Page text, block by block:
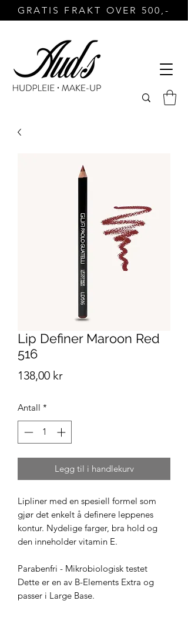
GRATIS FRAKT OVER 500,-
Lip Definer Maroon Red
516
138,00 krPris
Antall *
Legg til i handlekurv
Lipliner med en spesiell formel som
gjør det enkelt å definere leppenes
kontur. Nydelige farger, bra hold og
den inneholder vitamin E.
Parabenfri - Mikrobiologisk testet
Dette er en av B-Elements Extra og
passer i Large Base.